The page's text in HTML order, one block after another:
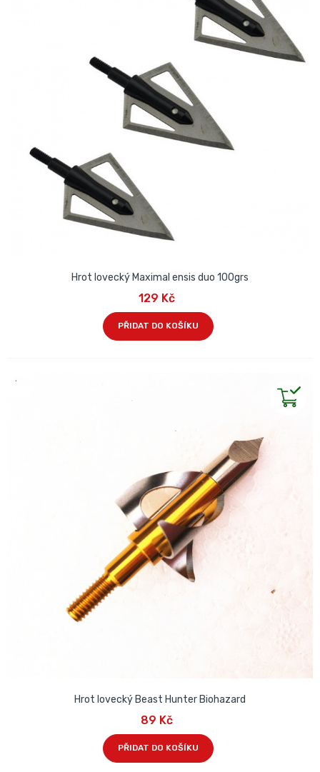
Hrot lovecký Maximal ensis duo 100grs
129 Kč
PŘIDAT DO KOŠÍKU
Hrot lovecký Beast Hunter Biohazard
89 Kč
PŘIDAT DO KOŠÍKU